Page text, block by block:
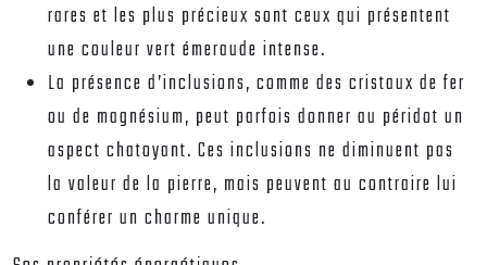
rares et les plus précieux sont ceux qui présentent
une couleur vert émeraude intense.
La présence d’inclusions, comme des cristaux de fer
ou de magnésium, peut parfois donner au péridot un
aspect chatoyant. Ces inclusions ne diminuent pas
la valeur de la pierre, mais peuvent au contraire lui
conférer un charme unique.